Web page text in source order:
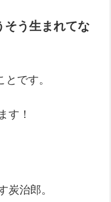
う生まれてな
です。
す！
炭治郎。